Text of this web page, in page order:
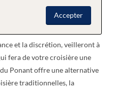
vous voyez. Appréciez de
et internationale, et des
dîner. Les membres
et la discrétion, veilleront à
fera de votre croisière une
Ponant offre une alternative
traditionnelles, la
Accepter